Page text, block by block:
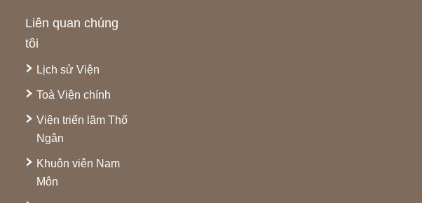
Liên quan chúng
tôi
Lịch sử Viện
Toà Viện chính
Viện triển lãm Thổ
Ngân
Khuôn viên Nam
Môn